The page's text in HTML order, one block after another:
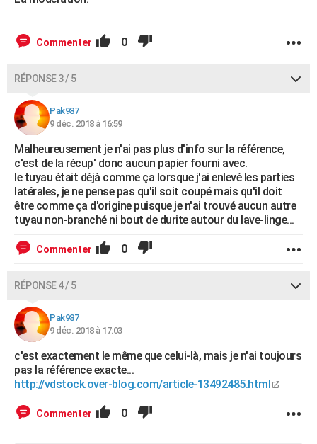
Commenter 0
RÉPONSE 3 / 5
Pak987
9 déc. 2018 à 16:59
Malheureusement je n'ai pas plus d'info sur la référence,
c'est de la récup' donc aucun papier fourni avec.
le tuyau était déjà comme ça lorsque j'ai enlevé les parties
latérales, je ne pense pas qu'il soit coupé mais qu'il doit
être comme ça d'origine puisque je n'ai trouvé aucun autre
tuyau non-branché ni bout de durite autour du lave-linge...
Commenter 0
RÉPONSE 4 / 5
Pak987
9 déc. 2018 à 17:03
c'est exactement le même que celui-là, mais je n'ai toujours
pas la référence exacte...
http://vdstock.over-blog.com/article-13492485.html
Commenter 0